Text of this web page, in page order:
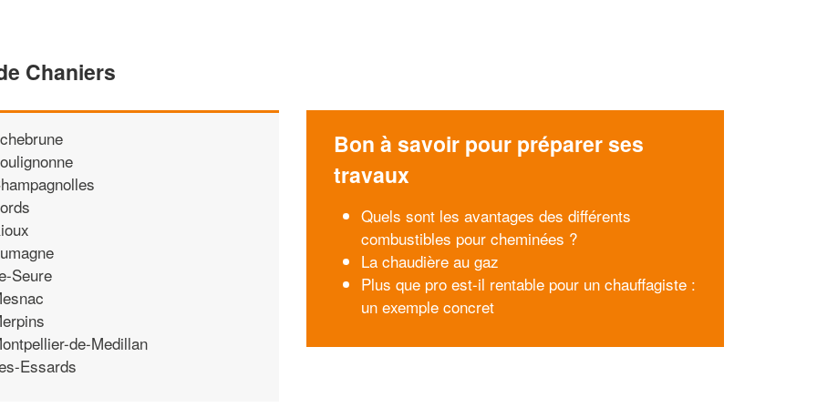
Chaniers
Seure
de-Medillan
Essards
Bon à savoir pour préparer ses
travaux
Quels sont les avantages des différents
combustibles pour cheminées ?
La chaudière au gaz
Plus que pro est-il rentable pour un chauffagiste :
un exemple concret